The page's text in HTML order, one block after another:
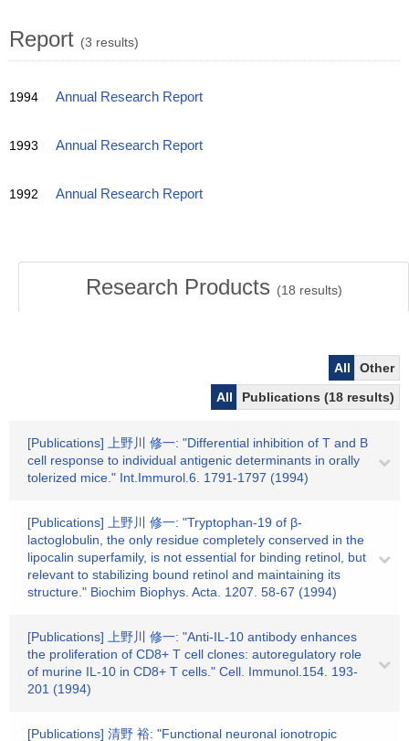
Report (3 results)
1994 Annual Research Report
1993 Annual Research Report
1992 Annual Research Report
Research Products (18 results)
All
Other
All
Publications (18 results)
[Publications] 上野川 修一: "Differential inhibition of T and B
cell response to individual antigenic determinants in orally
tolerized mice." Int.Immurol.6. 1791-1797 (1994)
[Publications] 上野川 修一: "Tryptophan-19 of β-
lactoglobulin, the only residue completely conserved in the
lipocalin superfamily, is not essential for binding retinol, but
relevant to stabilizing bound retinol and maintaining its
structure." Biochim Biophys. Acta. 1207. 58-67 (1994)
[Publications] 上野川 修一: "Anti-IL-10 antibody enhances
the proliferation of CD8+ T cell clones: autoregulatory role
of murine IL-10 in CD8+ T cells." Cell. Immunol.154. 193-
201 (1994)
[Publications] 清野 裕: "Functional neuronal ionotropic